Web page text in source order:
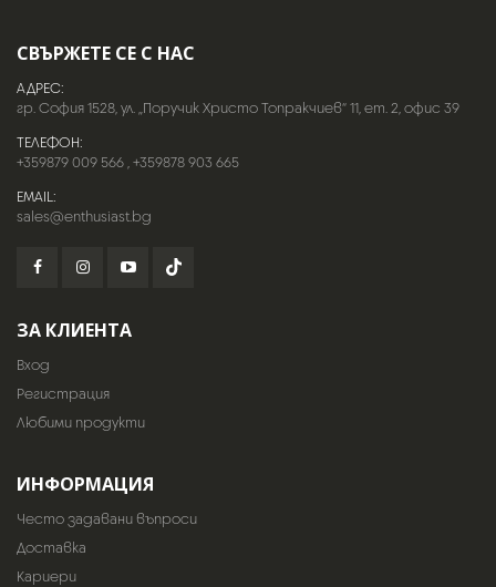
СВЪРЖЕТЕ СЕ С НАС
АДРЕС:
гр. София 1528, ул. „Поручик Христо Топракчиев“ 11, ет. 2, офис 39
ТЕЛЕФОН:
+359879 009 566,+359878 903 665
EMAIL:
sales@enthusiast.bg
ЗА КЛИЕНТА
Вход
Регистрация
Любими продукти
ИНФОРМАЦИЯ
Често задавани въпроси
Доставка
Кариери